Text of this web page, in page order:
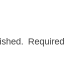
Required